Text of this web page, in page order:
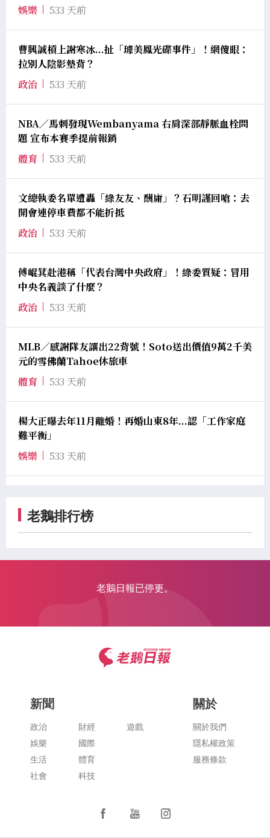
娛樂
533 天前
曹興誠槓上謝寒冰...扯「璩美鳳光碟事件」！網傻眼：
拉別人陰影墊背？
政治
533 天前
NBA／馬刺發現Wembanyama 右肩深部靜脈血栓問
題 宣布本賽季提前報銷
體育
533 天前
文總執委名單遭轟「綠友友、酬庸」？石明謹回嗆：去
開會連停車費都不能折抵
政治
533 天前
傅崐萁赴港稱「代表台灣中央政府」！綠委質疑：冒用
中央名義談了什麼？
政治
533 天前
MLB／感謝隊友讓出22背號！Soto送出價值9萬2千美
元的雪佛蘭Tahoe休旅車
體育
533 天前
楊大正曝去年11月離婚！再婚山東8年...認「工作家庭
難平衡」
娛樂
533 天前
老鵝排行榜
老鵝日報已停更。
新聞
政治
娛樂
生活
社會
財經
國際
體育
科技
遊戲
關於
關於我們
隱私權政策
服務條款